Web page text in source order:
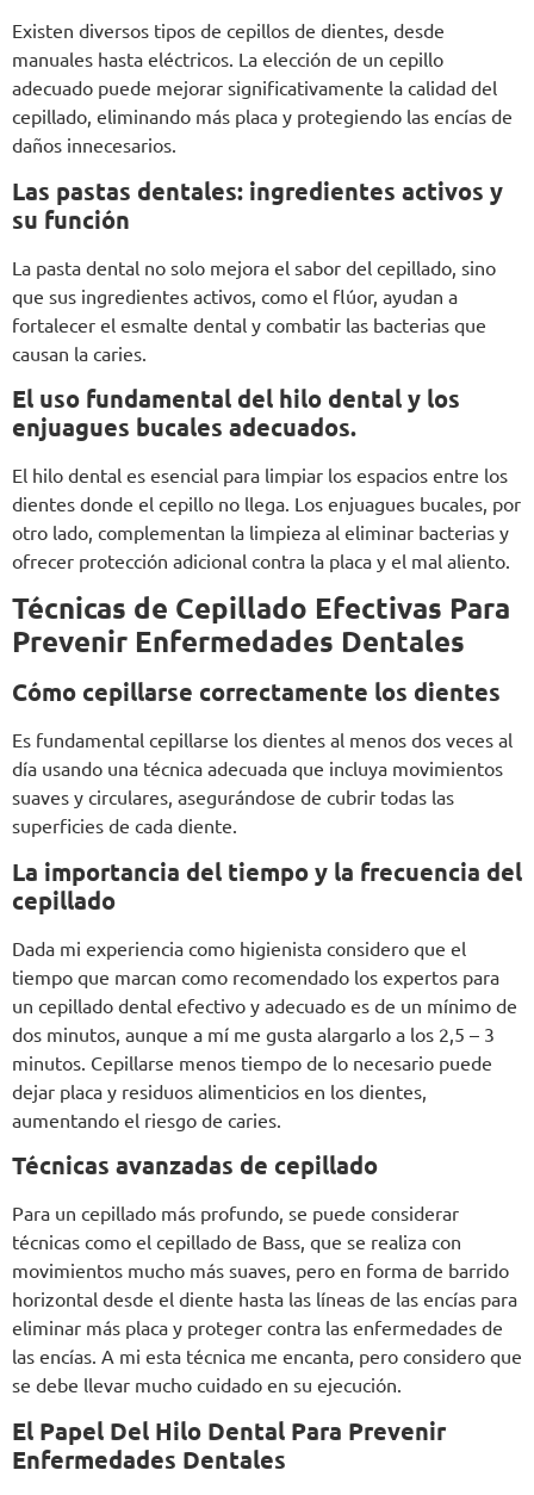
Existen diversos tipos de cepillos de dientes, desde
manuales hasta eléctricos. La elección de un cepillo
adecuado puede mejorar significativamente la calidad del
cepillado, eliminando más placa y protegiendo las encías de
daños innecesarios.
Las pastas dentales: ingredientes activos y
su función
La pasta dental no solo mejora el sabor del cepillado, sino
que sus ingredientes activos, como el flúor, ayudan a
fortalecer el esmalte dental y combatir las bacterias que
causan la caries.
El uso fundamental del hilo dental y los
enjuagues bucales adecuados.
El hilo dental es esencial para limpiar los espacios entre los
dientes donde el cepillo no llega. Los enjuagues bucales, por
otro lado, complementan la limpieza al eliminar bacterias y
ofrecer protección adicional contra la placa y el mal aliento.
Técnicas de Cepillado Efectivas Para
Prevenir Enfermedades Dentales
Cómo cepillarse correctamente los dientes
Es fundamental cepillarse los dientes al menos dos veces al
día usando una técnica adecuada que incluya movimientos
suaves y circulares, asegurándose de cubrir todas las
superficies de cada diente.
La importancia del tiempo y la frecuencia del
cepillado
Dada mi experiencia como higienista considero que el
tiempo que marcan como recomendado los expertos para
un cepillado dental efectivo y adecuado es de un mínimo de
dos minutos, aunque a mí me gusta alargarlo a los 2,5 – 3
minutos. Cepillarse menos tiempo de lo necesario puede
dejar placa y residuos alimenticios en los dientes,
aumentando el riesgo de caries.
Técnicas avanzadas de cepillado
Para un cepillado más profundo, se puede considerar
técnicas como el cepillado de Bass, que se realiza con
movimientos mucho más suaves, pero en forma de barrido
horizontal desde el diente hasta las líneas de las encías para
eliminar más placa y proteger contra las enfermedades de
las encías. A mi esta técnica me encanta, pero considero que
se debe llevar mucho cuidado en su ejecución.
El Papel Del Hilo Dental Para Prevenir
Enfermedades Dentales